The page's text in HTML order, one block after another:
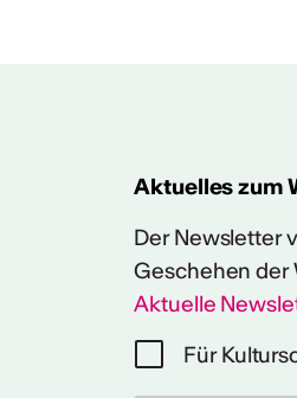
Aktuelles zum
Der Newsletter
Geschehen der
Aktuelle
Für